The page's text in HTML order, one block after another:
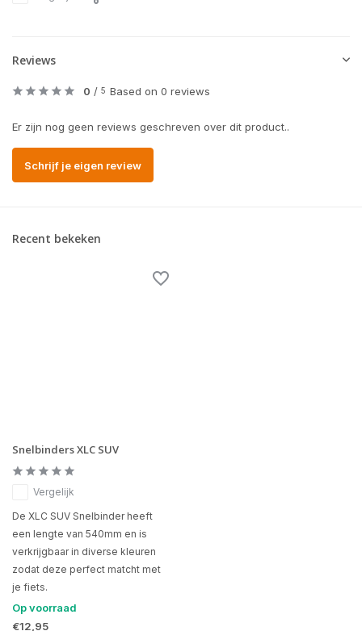
Reviews
0 / 5 Based on 0 reviews
Er zijn nog geen reviews geschreven over dit product..
Schrijf je eigen review
Recent bekeken
Snelbinders XLC SUV
Vergelijk
De XLC SUV Snelbinder heeft
een lengte van 540mm en is
verkrijgbaar in diverse kleuren
zodat deze perfect matcht met
je fiets.
Op voorraad
€12,95